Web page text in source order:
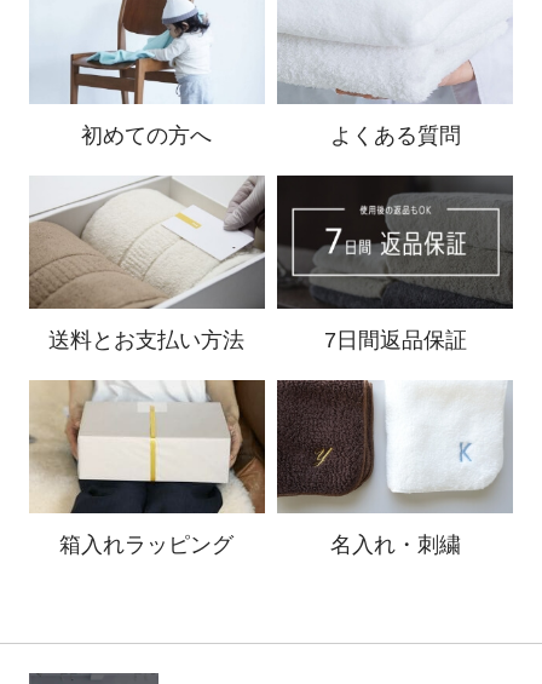
初めての方へ よくある質問
送料と お支払い方法 7日間返品保証
箱入れラッピング 名入れ・刺繍